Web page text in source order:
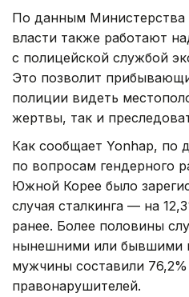
По данным
власти также работают
с полицейской службой
Это позволит
полиции видеть
жертвы, так и
Как сообщает Yonhap, по
по вопросам гендерного
Южной Корее было
случая сталкинга — на
ранее. Более половины
нынешними или бывшими
мужчины составили
правонарушителей.